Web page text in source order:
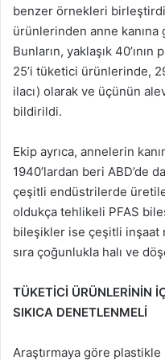
benzer örnekleri
ürünlerinden anne kanına
Bunların, yaklaşık
25’i tüketici ürünlerinde,
ilacı) olarak ve üçünün
bildirildi.
Ekip ayrıca, annelerin
1940’lardan beri ABD’de
çeşitli endüstrilerde
oldukça tehlikeli PFAS
bileşikler ise çeşitli inşaat
sıra çoğunlukla halı ve
TÜKETİCİ ÜRÜNLERİNİN
SIKICA DENETLENMELİ
Araştırmaya göre plastikle